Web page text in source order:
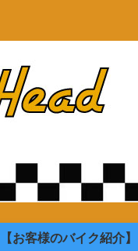
【お客様のバイク紹介】